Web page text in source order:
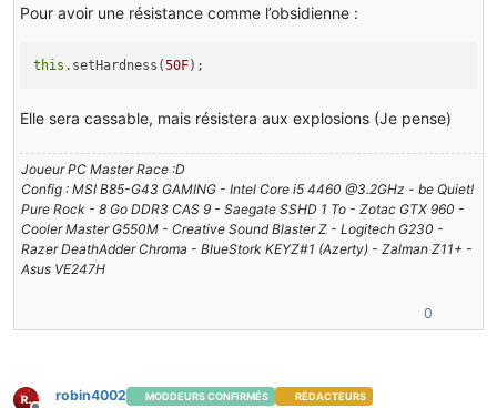
Pour avoir une résistance comme l’obsidienne :
this .setHardness(50F);
Elle sera cassable, mais résistera aux explosions (Je pense)
Joueur PC Master Race :D
Config : MSI B85-G43 GAMING - Intel Core i5 4460 @3.2GHz - be Quiet!
Pure Rock - 8 Go DDR3 CAS 9 - Saegate SSHD 1 To - Zotac GTX 960 -
Cooler Master G550M - Creative Sound Blaster Z - Logitech G230 -
Razer DeathAdder Chroma - BlueStork KEYZ#1 (Azerty) - Zalman Z11+ -
Asus VE247H
0
robin4002 MODDEURS CONFIRMÉS RÉDACTEURS